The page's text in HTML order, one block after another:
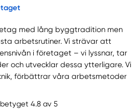
med lång byggtradition men
arbetsrutiner. Vi strävar att
i företaget – vi lyssnar, tar
och utvecklar dessa ytterligare. Vi
förbättrar våra arbetsmetoder
4.8 av 5